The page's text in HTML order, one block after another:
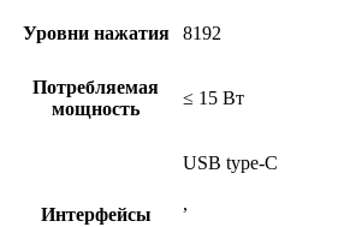
Уровни нажатия 8192
Потребляемая
мощность
≤ 15 Вт
Интерфейсы
USB type-C
,